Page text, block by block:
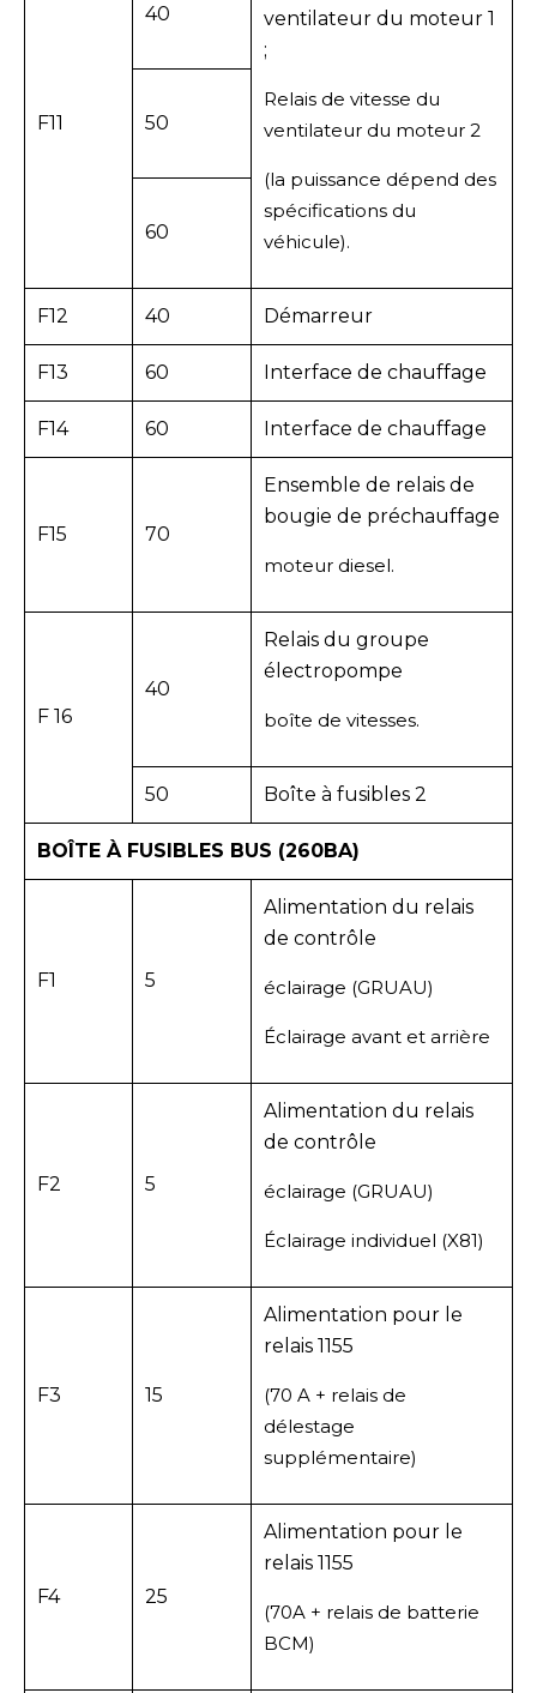
F11
40
ventilateur du moteur 1
;
Relais de vitesse du
ventilateur du moteur 2
(la puissance dépend des
spécifications du
véhicule).
50
60
F12 40 Démarreur
F13 60 Interface de chauffage
F14 60 Interface de chauffage
F15 70
Ensemble de relais de
bougie de préchauffage
moteur diesel.
F 16
40
Relais du groupe
électropompe
boîte de vitesses.
50 Boîte à fusibles 2
BOÎTE À FUSIBLES BUS (260BA)
F1 5
Alimentation du relais
de contrôle
éclairage (GRUAU)
Éclairage avant et arrière
F2 5
Alimentation du relais
de contrôle
éclairage (GRUAU)
Éclairage individuel (X81)
F3 15
Alimentation pour le
relais 1155
(70 A + relais de
délestage
supplémentaire)
F4 25
Alimentation pour le
relais 1155
(70A + relais de batterie
BCM)